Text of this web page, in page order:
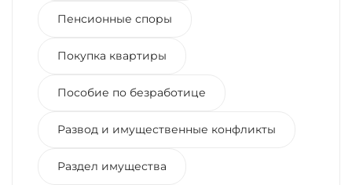
Пенсионные споры
Покупка квартиры
Пособие по безработице
Развод и имущественные конфликты
Раздел имущества